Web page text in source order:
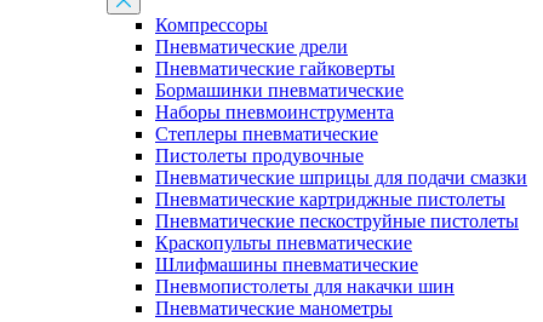
Компрессоры
Пневматические дрели
Пневматические гайковерты
Бормашинки пневматические
Наборы пневмоинструмента
Степлеры пневматические
Пистолеты продувочные
Пневматические шприцы для подачи смазки
Пневматические картриджные пистолеты
Пневматические пескоструйные пистолеты
Краскопульты пневматические
Шлифмашины пневматические
Пневмопистолеты для накачки шин
Пневматические манометры